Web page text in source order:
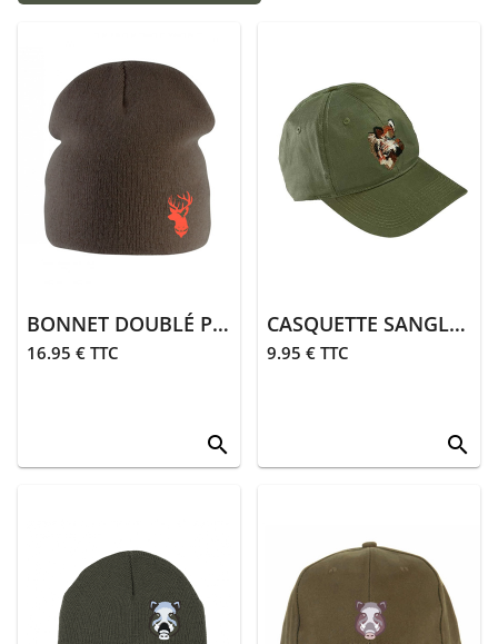
> Écharpes,
tours de cou
> Gants
> Guêtres,
chaussettes
Équipements
>
divers
BONNET DOUBLÉ POLAIRE | KAKI
16.95 € TTC
search
CASQUETTE SANGLIER | KAKI
9.95 € TTC
search